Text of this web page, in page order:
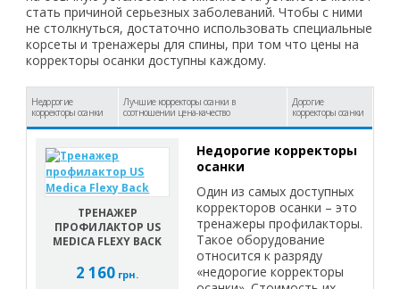
стать причиной серьезных заболеваний. Чтобы с ними
не столкнуться, достаточно использовать специальные
корсеты и тренажеры для спины, при том что цены на
корректоры осанки доступны каждому.
Недорогие
корректоры осанки
Лучшие корректоры осанки в
соотношении цена-качество
Дорогие
корректоры осанки
ТРЕНАЖЕР
ПРОФИЛАКТОР US
MEDICA FLEXY BACK
2 160 грн.
Недорогие корректоры
осанки
Один из самых доступных
корректоров осанки – это
тренажеры профилакторы.
Такое оборудование
относится к разряду
«недорогие корректоры